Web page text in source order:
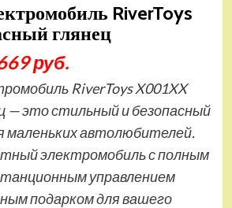
RiverToys
глянец
руб.
RiverToys X001XX
— это стильный и безопасный
маленьких автолюбителей.
электромобиль с полным
управлением
подарком для вашего